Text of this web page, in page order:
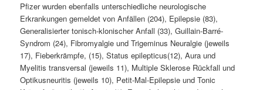
Pfizer wurden ebenfalls unterschiedliche neurologische
Erkrankungen gemeldet von Anfällen (204), Epilepsie (83),
Generalisierter tonisch-klonischer Anfall (33), Guillain-Barré-
Syndrom (24), Fibromyalgie und Trigeminus Neuralgie (jeweils
17), Fieberkrämpfe, (15), Status epilepticus(12), Aura und
Myelitis transversal (jeweils 11), Multiple Sklerose Rückfall und
Optikusneuritis (jeweils 10), Petit-Mal-Epilepsie und Tonic